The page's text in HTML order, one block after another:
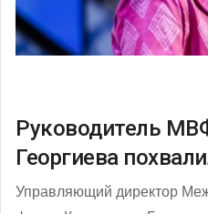
Руководитель
Георгиева
Управляющий директор